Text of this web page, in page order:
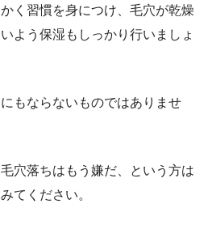
く習慣を身につけ、毛穴が乾燥
よう保湿もしっかり行いましょ
もならないものではありませ
穴落ちはもう嫌だ、という方は
てください。